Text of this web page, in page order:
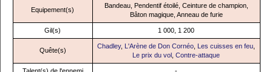
Equipement(s)
Bandeau, Pendentif étoilé, Ceinture de champion,
Bâton magique, Anneau de furie
Gil(s) 1 000, 1 200
Quête(s)
Chadley, L'Arène de Don Cornéo Les cuisses en feu
Le prix du vol
Contre-attaque